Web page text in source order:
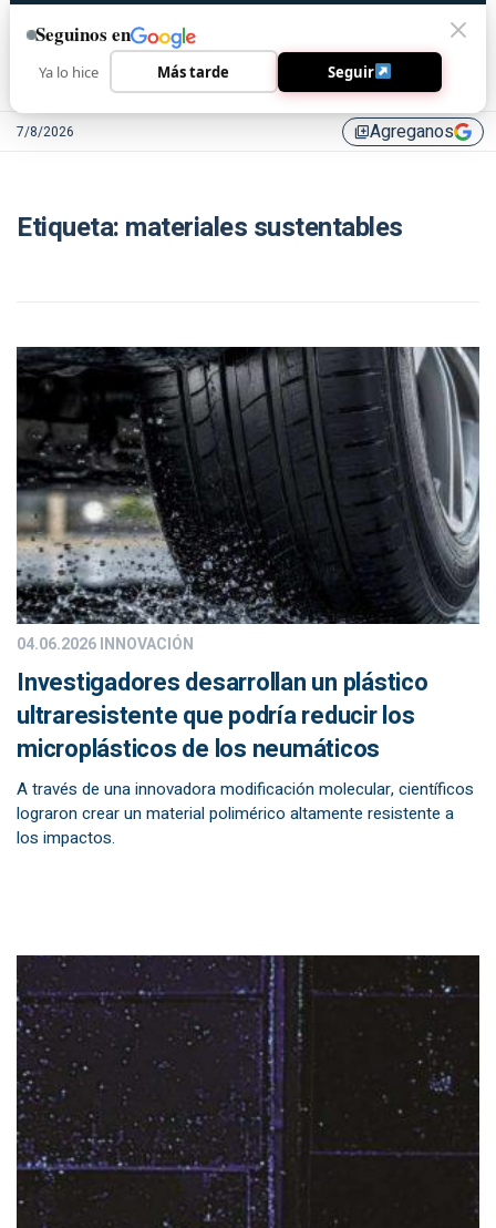
7/8/2026 library_addAgreganos
Etiqueta: materiales sustentables
04.06.2026INNOVACIÓN
Investigadores desarrollan un plástico
ultraresistente que podría reducir los
microplásticos de los neumáticos
A través de una innovadora modificación molecular, científicos
lograron crear un material polimérico altamente resistente a
los impactos.
Seguinos en
Ya lo hice Más tarde Seguir